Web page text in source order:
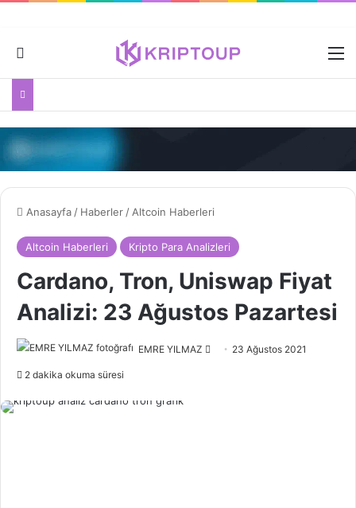
Dış görünümü değiştir
Anasayfa / Haberler / Altcoin Haberleri
Altcoin Haberleri Kripto Para Analizleri
Cardano, Tron, Uniswap Fiyat
Analizi: 23 Ağustos Pazartesi
EMRE YILMAZ 23 Ağustos 2021
2 dakika okuma süresi